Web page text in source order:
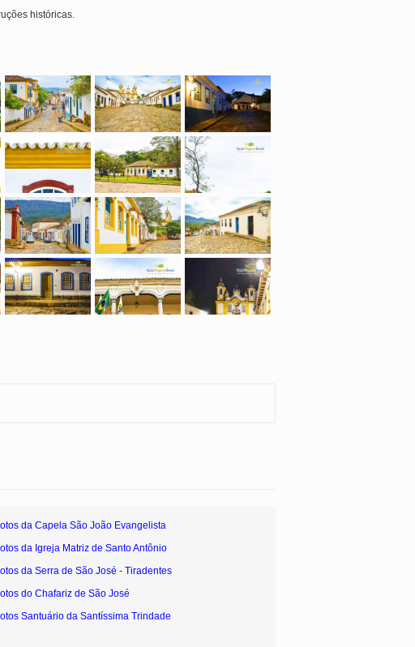
históricas.
da Capela São João Evangelista
da Igreja Matriz de Santo Antônio
da Serra de São José - Tiradentes
do Chafariz de São José
Santuário da Santíssima Trindade